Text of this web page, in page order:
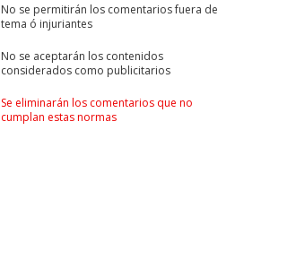
No se permitirán los comentarios fuera de
tema ó injuriantes
No se aceptarán los contenidos
considerados como publicitarios
Se eliminarán los comentarios que no
cumplan estas normas